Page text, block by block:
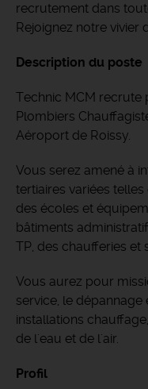
recrutement dans
Rejoignez notre vivier
Description du poste
Technic MCM recrute
Plombiers
Aéroport de Roissy.
Vous serez amené à
tertiaires variées
des écoles et
bâtiments
TP, des chaufferies et
Vous aurez pour
service, le
installations
de l'eau et de l'air.
Profil